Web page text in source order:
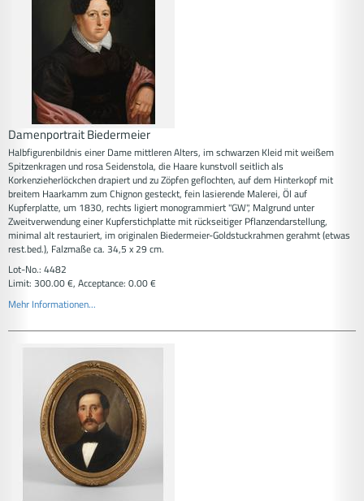
Damenportrait Biedermeier
Halbfigurenbildnis einer Dame mittleren Alters, im schwarzen Kleid mit weißem
Spitzenkragen und rosa Seidenstola, die Haare kunstvoll seitlich als
Korkenzieherlöckchen drapiert und zu Zöpfen geflochten, auf dem Hinterkopf mit
breitem Haarkamm zum Chignon gesteckt, fein lasierende Malerei, Öl auf
Kupferplatte, um 1830, rechts ligiert monogrammiert "GW", Malgrund unter
Zweitverwendung einer Kupferstichplatte mit rückseitiger Pflanzendarstellung,
minimal alt restauriert, im originalen Biedermeier-Goldstuckrahmen gerahmt (etwas
rest.bed.), Falzmaße ca. 34,5 x 29 cm.
Lot-No.: 4482
Limit: 300.00 €, Acceptance: 0.00 €
Mehr Informationen...